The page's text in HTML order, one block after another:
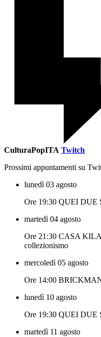
CulturaPopITA Twitch
Prossimi appuntamenti su
lunedì 03 agosto
Ore 19:30 QUEI DUE
martedì 04 agosto
Ore 21:30 CASA
collezionismo
mercoledì 05 agosto
Ore 14:00
lunedì 10 agosto
Ore 19:30 QUEI DUE
martedì 11 agosto